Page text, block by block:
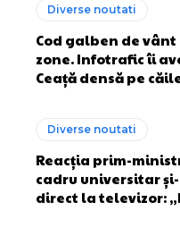
Diverse noutati
Cod galben de
zone. Infotrafic îi
Ceață densă pe
Diverse noutati
Reacția prim-
cadru universitar
direct la televizor: